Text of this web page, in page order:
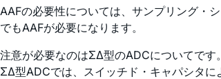
AAFの必要性については、サンプリング・
でもAAFが必要になります。
注意が必要なのはΣΔ型のADCについてです
ΣΔ型ADCでは、スイッチド・キャパシタ